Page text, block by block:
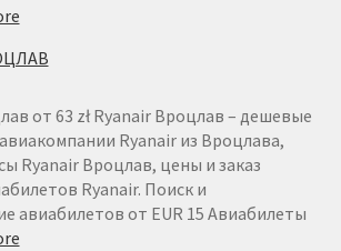
:
КАТОВИЦЕ
от 63 zł Ryanair Вроцлав – дешевые
Ryanair из Вроцлава,
Ryanair Вроцлав, цены и заказ
Ryanair. Поиск и
авиабилетов от EUR 15 Авиабилеты
: